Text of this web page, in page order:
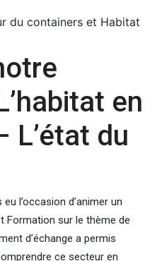
en
L’état du
l’occasion d’animer un
Formation sur le thème de
d’échange a permis
ce secteur en